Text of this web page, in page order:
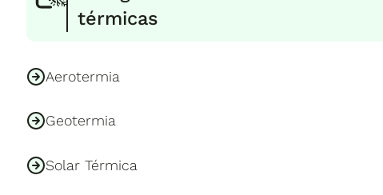
térmicas
Aerotermia
Geotermia
Solar Térmica